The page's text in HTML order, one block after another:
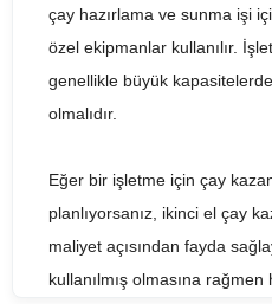
çay hazırlama ve sunma işi
özel ekipmanlar kullanılır.
genellikle büyük
olmalıdır.
Eğer bir işletme için çay
planlıyorsanız, ikinci el çay
maliyet açısından fayda
kullanılmış olmasına